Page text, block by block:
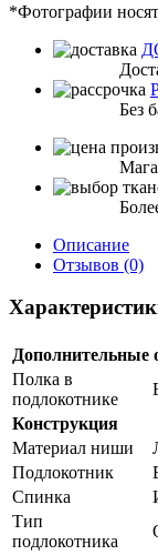
*Фотографии
Без
Описание
Отзывов (0)
Дополнительные
Полка в
подлокотнике
Конструкция
Материал ниши
Подлокотник
Спинка
Тип
подлокотника